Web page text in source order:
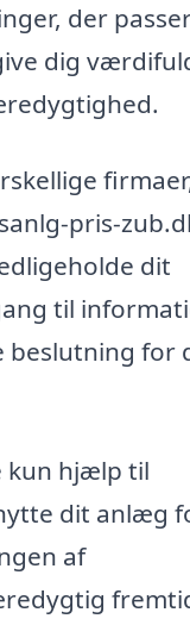
der
dig
pris-
dit
til
beslutning for
kun hjælp til
dit anlæg
af